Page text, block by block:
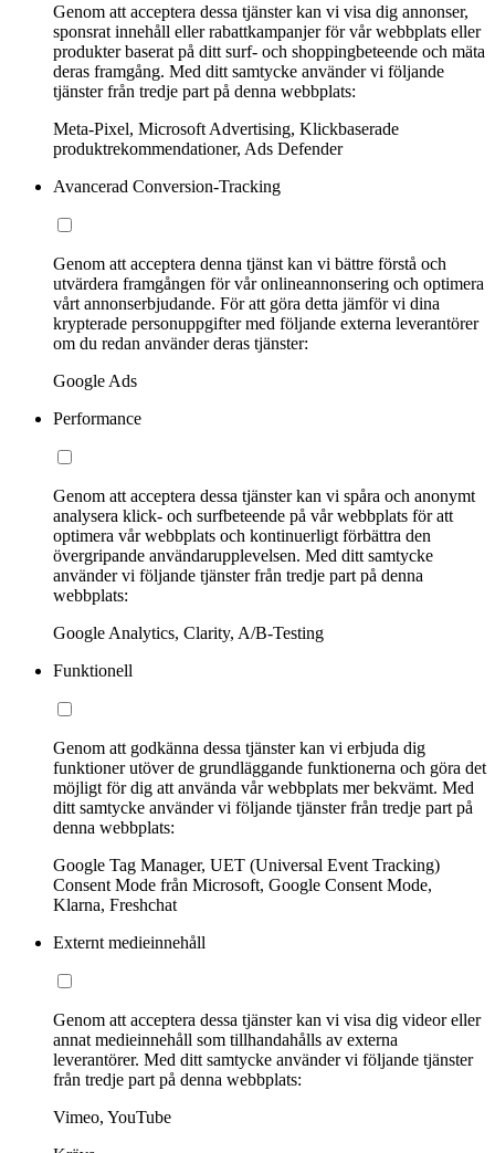
Genom att acceptera dessa tjänster kan vi visa dig annonser,
sponsrat innehåll eller rabattkampanjer för vår webbplats eller
produkter baserat på ditt surf- och shoppingbeteende och mäta
deras framgång. Med ditt samtycke använder vi följande
tjänster från tredje part på denna webbplats:
Meta-Pixel, Microsoft Advertising, Klickbaserade
produktrekommendationer, Ads Defender
Avancerad Conversion-Tracking
Genom att acceptera denna tjänst kan vi bättre förstå och
utvärdera framgången för vår onlineannonsering och optimera
vårt annonserbjudande. För att göra detta jämför vi dina
krypterade personuppgifter med följande externa leverantörer
om du redan använder deras tjänster:
Google Ads
Performance
Genom att acceptera dessa tjänster kan vi spåra och anonymt
analysera klick- och surfbeteende på vår webbplats för att
optimera vår webbplats och kontinuerligt förbättra den
övergripande användarupplevelsen. Med ditt samtycke
använder vi följande tjänster från tredje part på denna
webbplats:
Google Analytics, Clarity, A/B-Testing
Funktionell
Genom att godkänna dessa tjänster kan vi erbjuda dig
funktioner utöver de grundläggande funktionerna och göra det
möjligt för dig att använda vår webbplats mer bekvämt. Med
ditt samtycke använder vi följande tjänster från tredje part på
denna webbplats:
Google Tag Manager, UET (Universal Event Tracking)
Consent Mode från Microsoft, Google Consent Mode,
Klarna, Freshchat
Externt medieinnehåll
Genom att acceptera dessa tjänster kan vi visa dig videor eller
annat medieinnehåll som tillhandahålls av externa
leverantörer. Med ditt samtycke använder vi följande tjänster
från tredje part på denna webbplats:
Vimeo, YouTube